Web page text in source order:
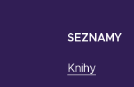
SEZNAMY
Knihy